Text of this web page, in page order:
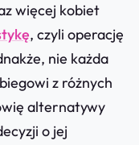
więcej kobiet
, czyli operację
nie każda
z różnych
alternatywy
o jej